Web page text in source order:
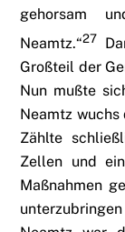
gehorsam
Neamtz.“27
Großteil der
Nun mußte
Neamtz
Zählte
Zellen und
Maßnahmen